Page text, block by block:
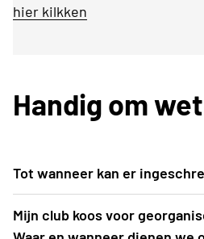
hier kilkken
Handig om
Tot wanneer kan er
Inschrijven kan uiterlijk
Mijn club koos voor